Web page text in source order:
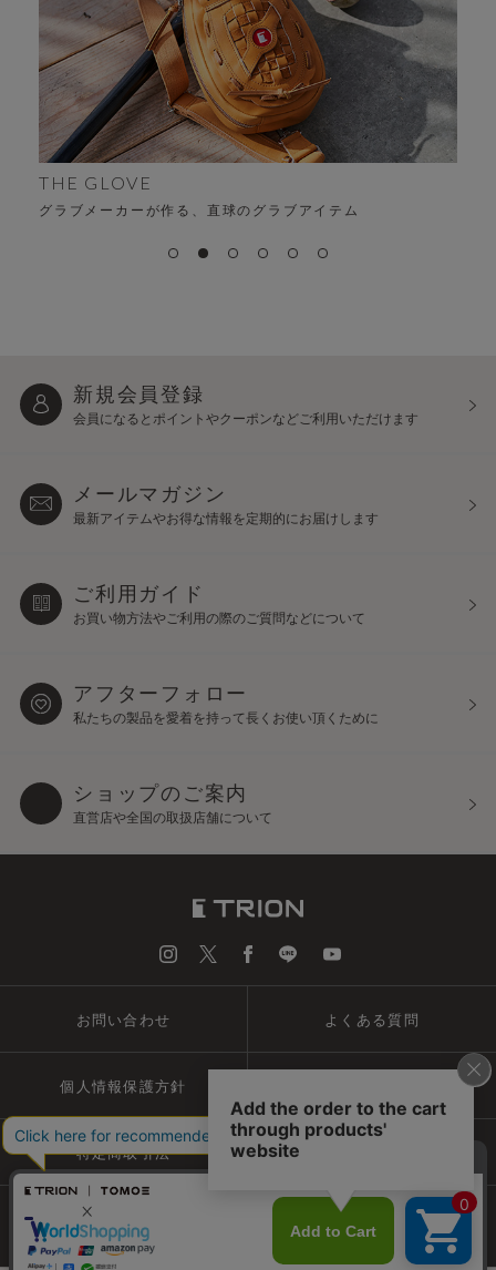
直球のグラブアイテム 時代を超える、変わらない
新規会員登録
会員になるとポイントやクーポンなどご利用いただけます
メールマガジン
最新アイテムやお得な情報を定期的にお届けします
ご利用ガイド
お買い物方法やご利用の際のご質問などについて
アフターフォロー
私たちの製品を愛着を持って長くお使い頂くために
ショップのご案内
直営店や全国の取扱店舗について
お問い合わせ よくある質問
個人情報保護方針
特定商取引法
© TRION CORPORATION